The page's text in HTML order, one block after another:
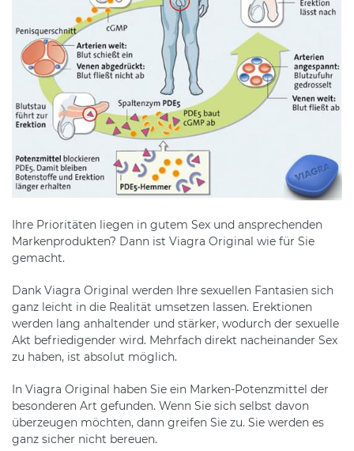
Ihre Prioritäten liegen in gutem Sex und ansprechenden
Markenprodukten? Dann ist Viagra Original wie für Sie
gemacht.
Dank Viagra Original werden Ihre sexuellen Fantasien sich
ganz leicht in die Realität umsetzen lassen. Erektionen
werden lang anhaltender und stärker, wodurch der sexuelle
Akt befriedigender wird. Mehrfach direkt nacheinander Sex
zu haben, ist absolut möglich.
In Viagra Original haben Sie ein Marken-Potenzmittel der
besonderen Art gefunden. Wenn Sie sich selbst davon
überzeugen möchten, dann greifen Sie zu. Sie werden es
ganz sicher nicht bereuen.